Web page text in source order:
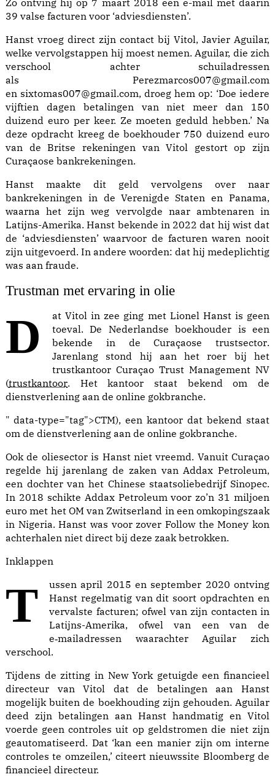
Zo ontving hij op 7 maart 2018 een e-mail met daarin
39 valse facturen voor ‘adviesdiensten’.
Hanst vroeg direct zijn contact bij Vitol, Javier Aguilar,
welke vervolgstappen hij moest nemen. Aguilar, die zich
verschool achter schuiladressen
als Perezmarcos007@gmail.com
en sixtomas007@gmail.com, droeg hem op: ‘Doe iedere
vijftien dagen betalingen van niet meer dan 150
duizend euro per keer. Ze moeten geduld hebben.’ Na
deze opdracht kreeg de boekhouder 750 duizend euro
van de Britse rekeningen van Vitol gestort op zijn
Curaçaose bankrekeningen.
Hanst maakte dit geld vervolgens over naar
bankrekeningen in de Verenigde Staten en Panama,
waarna het zijn weg vervolgde naar ambtenaren in
Latijns-Amerika. Hanst bekende in 2022 dat hij wist dat
de ‘adviesdiensten’ waarvoor de facturen waren nooit
zijn uitgevoerd. In andere woorden: dat hij medeplichtig
was aan fraude.
Trustman met ervaring in olie
Dat Vitol in zee ging met Lionel Hanst is geen
toeval. De Nederlandse boekhouder is een
bekende in de Curaçaose trustsector.
Jarenlang stond hij aan het roer bij het
trustkantoor Curaçao Trust Management NV
(trustkantoor. Het kantoor staat bekend om de
dienstverlening aan de online gokbranche.
" data-type="tag">CTM), een kantoor dat bekend staat
om de dienstverlening aan de online gokbranche.
Ook de oliesector is Hanst niet vreemd. Vanuit Curaçao
regelde hij jarenlang de zaken van Addax Petroleum,
een dochter van het Chinese staatsoliebedrijf Sinopec.
In 2018 schikte Addax Petroleum voor zo’n 31 miljoen
euro met het OM van Zwitserland in een omkopingszaak
in Nigeria. Hanst was voor zover Follow the Money kon
achterhalen niet direct bij deze zaak betrokken.
Inklappen
Tussen april 2015 en september 2020 ontving
Hanst regelmatig van dit soort opdrachten en
vervalste facturen; ofwel van zijn contacten in
Latijns-Amerika, ofwel van een van de
e‑mailadressen waarachter Aguilar zich
verschool.
Tijdens de zitting in New York getuigde een financieel
directeur van Vitol dat de betalingen aan Hanst
mogelijk buiten de boekhouding zijn gehouden. Aguilar
deed zijn betalingen aan Hanst handmatig en Vitol
voerde geen controles uit op geldstromen die niet zijn
geautomatiseerd. Dat ‘kan een manier zijn om interne
controles te omzeilen,’ citeert nieuwssite Bloomberg de
financieel directeur.